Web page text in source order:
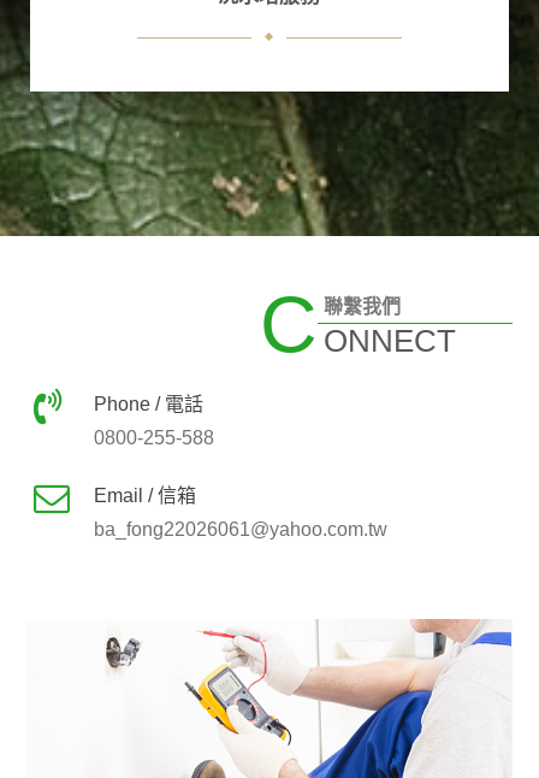
C ONNECT
聯繫我們
Phone / 電話
0800-255-588
Email / 信箱
ba_fong22026061@yahoo.com.tw